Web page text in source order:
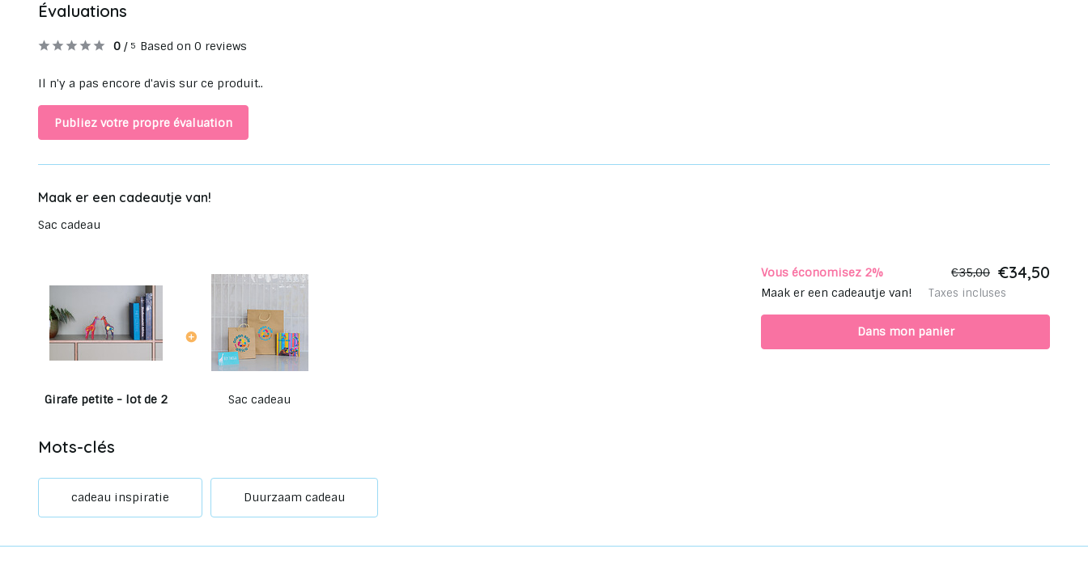
Évaluations
0 / 5 Based on 0 reviews
Il n'y a pas encore d'avis sur ce produit..
Publiez votre propre évaluation
Maak er een cadeautje van!
Sac cadeau
Girafe petite - lot de 2 Sac cadeau
Vous économisez 2% €35,00 €34,50
Maak er een cadeautje van! Taxes incluses
Dans mon panier
Mots-clés
cadeau inspiratie Duurzaam cadeau